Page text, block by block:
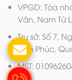
VPGD: Tòa
Văn, Nam Từ
Trụ sở: Số 7,
Vạn Phúc,
MST: